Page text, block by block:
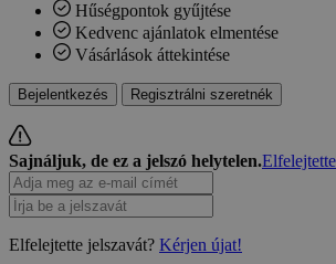
Hűségpontok gyűjtése
Kedvenc ajánlatok elmentése
Vásárlások áttekintése
Bejelentkezés Regisztrálni szeretnék
Sajnáljuk, de ez a jelszó helytelen.
Elfelejtette jelszavát? Kérjen újat!